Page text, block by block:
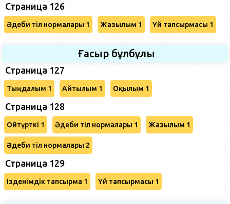
Страница 126
Әдеби тіл нормалары 1 Жазылым 1 Үй тапсырмасы 1
Ғасыр бұлбұлы
Страница 127
Тыңдалым 1 Айтылым 1 Оқылым 1
Страница 128
Ойтүрткі 1 Әдеби тіл нормалары 1 Жазылым 1
Әдеби тіл нормалары 2
Страница 129
Ізденімдік тапсырма 1 Үй тапсырмасы 1